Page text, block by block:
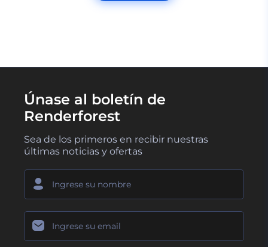
Únase al boletín de
Renderforest
Sea de los primeros en recibir nuestras
últimas noticias y ofertas